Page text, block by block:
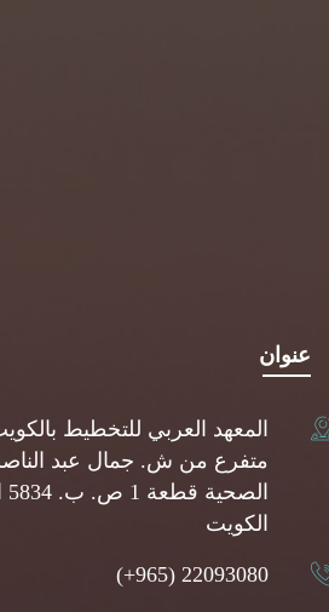
عنوان
المعهد العربي للتخطيط
متفرع من ش. جمال عبد
الكويت
(+965) 22093080